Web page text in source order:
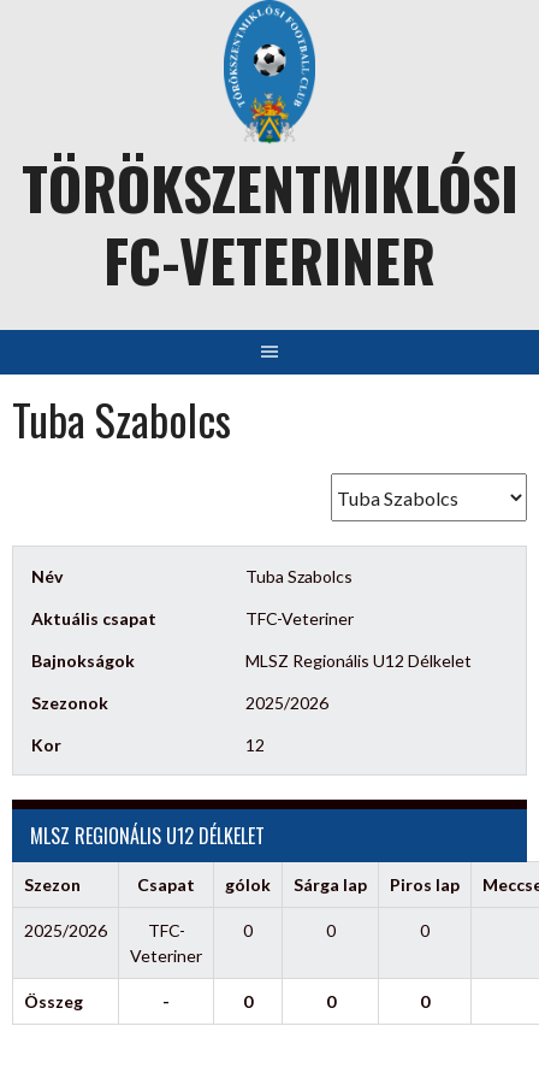
TÖRÖKSZENTMIKLÓSI
FC-VETERINER
Tuba Szabolcs
Név Tuba Szabolcs
Aktuális csapat TFC-Veteriner
Bajnokságok MLSZ Regionális U12 Délkelet
Szezonok 2025/2026
Kor 12
MLSZ REGIONÁLIS U12 DÉLKELET
Szezon Csapat gólok Sárga lap Piros lap
2025/2026
TFC-
Veteriner
0 0 0
Összeg - 0 0 0